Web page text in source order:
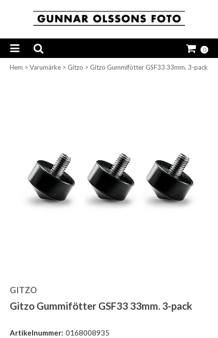
0
Hem > Varumärke > Gitzo > Gitzo Gummifötter GSF33 33mm. 3-pack
GITZO
Gitzo Gummifötter GSF33 33mm. 3-pack
Artikelnummer: 0168008935